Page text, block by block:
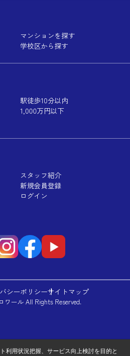
マンションを探す
学校区から探す
駅徒歩10分以内
1,000万円以下
スタッフ紹介
新規会員登録
ログイン
シーポリシーサイトマップ
ワール All Rights Reserved.
利用状況把握、サービス向上検討を目的と